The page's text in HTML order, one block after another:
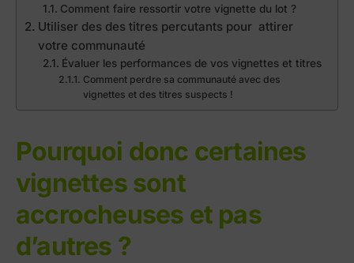
Comment faire ressortir votre vignette du lot ?
Utiliser des des titres percutants pour attirer
votre communauté
Évaluer les performances de vos vignettes et titres
Comment perdre sa communauté avec des
vignettes et des titres suspects !
Pourquoi donc certaines
vignettes sont
accrocheuses et pas
d’autres ?